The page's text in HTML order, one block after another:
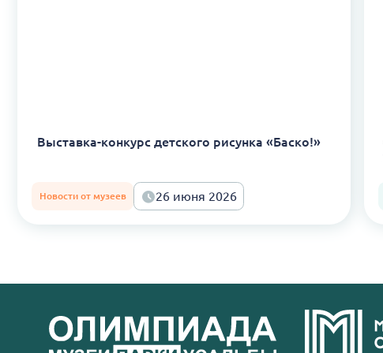
Выставка-конкурс детского рисунка «Баско!»
Новости от музеев 26 июня 2026